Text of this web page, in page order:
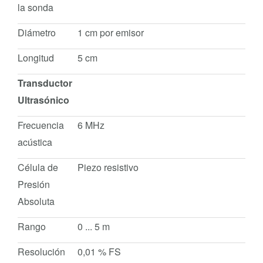
la sonda
Diámetro
1 cm por emisor
Longitud
5 cm
Transductor
Ultrasónico
Frecuencia
acústica
6 MHz
Célula de
Presión
Absoluta
Piezo resistivo
Rango
0 ... 5 m
Resolución
0,01 % FS